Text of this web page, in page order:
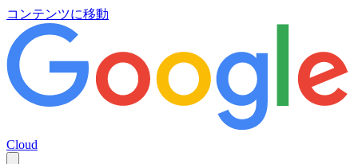
コンテンツに移動
Cloud